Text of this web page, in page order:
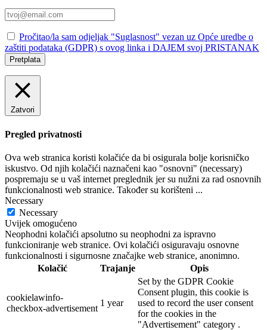
Pročitao/la sam odjeljak "Suglasnost" vezan uz Opće uredbe o
zaštiti podataka (GDPR) s ovog linka i DAJEM svoj PRISTANAK
Pretplata
Zatvori
Pregled privatnosti
Ova web stranica koristi kolačiće da bi osigurala bolje korisničko
iskustvo. Od njih kolačići naznačeni kao "osnovni" (necessary)
pospremaju se u vaš internet preglednik jer su nužni za rad osnovnih
funkcionalnosti web stranice. Također su korišteni ...
Necessary
Necessary
Uvijek omogućeno
Neophodni kolačići apsolutno su neophodni za ispravno
funkcioniranje web stranice. Ovi kolačići osiguravaju osnovne
funkcionalnosti i sigurnosne značajke web stranice, anonimno.
Kolačić
Trajanje Opis
cookielawinfo-
checkbox-advertisement
1 year
Set by the GDPR Cookie
Consent plugin, this cookie is
used to record the user consent
for the cookies in the
"Advertisement" category .